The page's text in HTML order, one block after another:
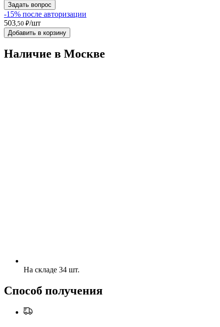
Задать вопрос
-15% после авторизации
503 ,50 ₽/шт
Добавить в корзину
Наличие в Москвe
На складе 34 шт.
Способ получения